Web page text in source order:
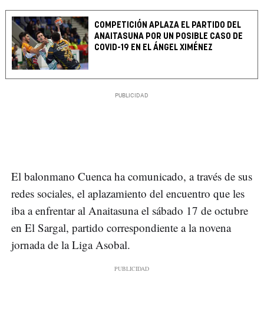
COMPETICIÓN APLAZA EL PARTIDO DEL
ANAITASUNA POR UN POSIBLE CASO DE
COVID-19 EN EL ÁNGEL XIMÉNEZ
El balonmano Cuenca ha comunicado, a través de sus
redes sociales, el aplazamiento del encuentro que les
iba a enfrentar al Anaitasuna el sábado 17 de octubre
en El Sargal, partido correspondiente a la novena
jornada de la Liga Asobal.